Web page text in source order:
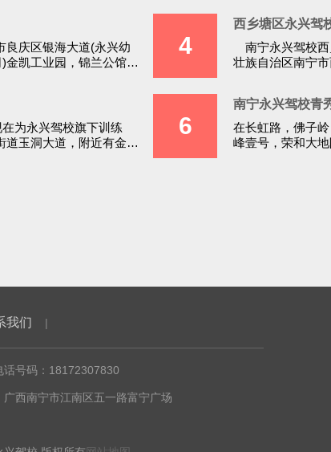
良庆区银海大道(永兴幼
金凯工业园，锦兰公馆，
4
西乡塘区永兴驾
南宁永兴驾校西
壮族自治区南宁
为永兴驾校旗下训练
道玉洞大道，附近有金象
6
南宁永兴驾校青
在长虹路，佛子
峰壹号，荣和大
我们 |
话号码：18172307830
广西南宁市江南区五一路富宁广场